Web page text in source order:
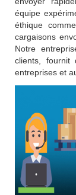
équipe
éthique
cargaisons
Notre
clients, fournit
entreprises et